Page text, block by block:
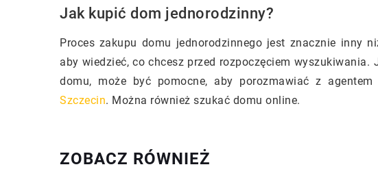
Jak kupić dom jednorodzinny?
Proces zakupu domu jednorodzinnego jest znacznie inny
aby wiedzieć, co chcesz przed rozpoczęciem
domu, może być pomocne, aby porozmawiać z
Szczecin. Można również szukać domu online.
ZOBACZ RÓWNIEŻ